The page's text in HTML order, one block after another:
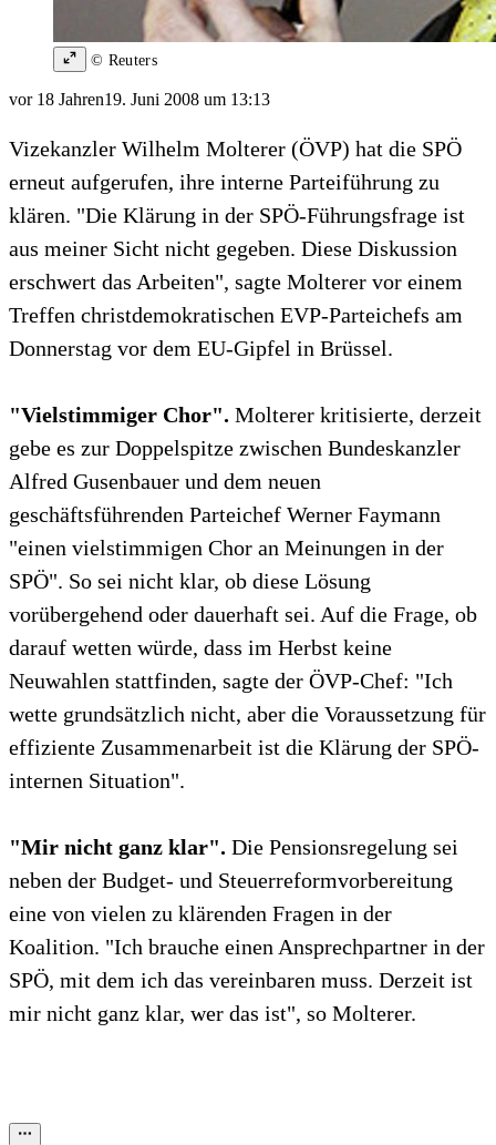
© Reuters
vor 18 Jahren19. Juni 2008 um 13:13
Vizekanzler Wilhelm Molterer (ÖVP) hat die SPÖ
erneut aufgerufen, ihre interne Parteiführung zu
klären. "Die Klärung in der SPÖ-Führungsfrage ist
aus meiner Sicht nicht gegeben. Diese Diskussion
erschwert das Arbeiten", sagte Molterer vor einem
Treffen christdemokratischen EVP-Parteichefs am
Donnerstag vor dem EU-Gipfel in Brüssel.
"Vielstimmiger Chor". Molterer kritisierte, derzeit
gebe es zur Doppelspitze zwischen Bundeskanzler
Alfred Gusenbauer und dem neuen
geschäftsführenden Parteichef Werner Faymann
"einen vielstimmigen Chor an Meinungen in der
SPÖ". So sei nicht klar, ob diese Lösung
vorübergehend oder dauerhaft sei. Auf die Frage, ob
darauf wetten würde, dass im Herbst keine
Neuwahlen stattfinden, sagte der ÖVP-Chef: "Ich
wette grundsätzlich nicht, aber die Voraussetzung für
effiziente Zusammenarbeit ist die Klärung der SPÖ-
internen Situation".
"Mir nicht ganz klar". Die Pensionsregelung sei
neben der Budget- und Steuerreformvorbereitung
eine von vielen zu klärenden Fragen in der
Koalition. "Ich brauche einen Ansprechpartner in der
SPÖ, mit dem ich das vereinbaren muss. Derzeit ist
mir nicht ganz klar, wer das ist", so Molterer.